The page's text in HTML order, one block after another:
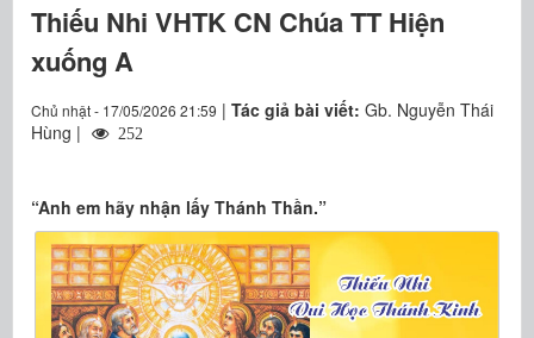
THƯ GIÃN
Thiếu Nhi VHTK CN Chúa TT Hiện
xuống A
Chủ nhật - 17/05/2026 21:59 | Tác giả bài viết: Gb. Nguyễn Thái
Hùng |
252
“Anh em hãy nhận lấy Thánh Thần.”